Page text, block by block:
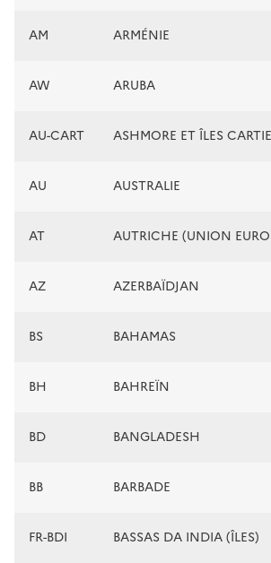
AM ARMÉNIE
AW ARUBA
AU-CART ASHMORE ET ÎLES
AU AUSTRALIE
AT AUTRICHE (UNION
AZ AZERBAÏDJAN
BS BAHAMAS
BH BAHREÏN
BD BANGLADESH
BB BARBADE
FR-BDI BASSAS DA INDIA (ÎLES)